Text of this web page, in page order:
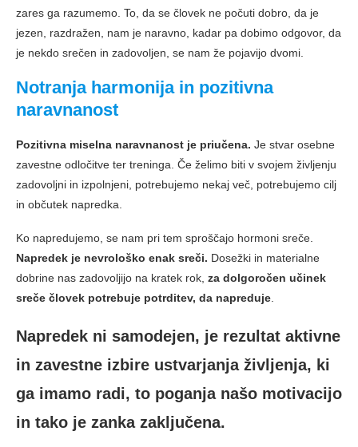
zares ga razumemo. To, da se človek ne počuti dobro, da je
jezen, razdražen, nam je naravno, kadar pa dobimo odgovor, da
je nekdo srečen in zadovoljen, se nam že pojavijo dvomi.
Notranja harmonija in pozitivna
naravnanost
Pozitivna miselna naravnanost je priučena. Je stvar osebne
zavestne odločitve ter treninga. Če želimo biti v svojem življenju
zadovoljni in izpolnjeni, potrebujemo nekaj več, potrebujemo cilj
in občutek napredka.
Ko napredujemo, se nam pri tem sproščajo hormoni sreče.
Napredek je nevrološko enak sreči. Dosežki in materialne
dobrine nas zadovoljijo na kratek rok, za dolgoročen učinek
sreče človek potrebuje potrditev, da napreduje
Napredek ni samodejen, je rezultat aktivne
in zavestne izbire ustvarjanja življenja, ki
ga imamo radi, to poganja našo motivacijo
in tako je zanka zaključena.